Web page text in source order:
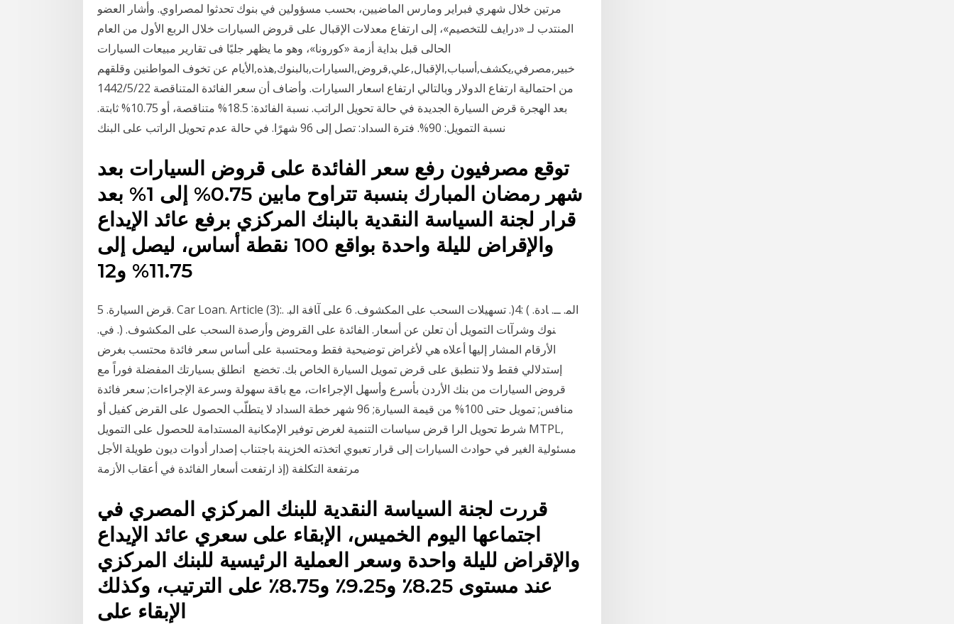
مرتين خلال شهري فبراير ومارس الماضيين، بحسب مسؤولين في بنوك تحدثوا لمصراوي. وأشار العضو
المنتدب لـ «درايف للتخصيم»، إلى ارتفاع معدلات الإقبال على قروض السيارات خلال الربع الأول من العام
الحالى قبل بداية أزمة «كورونا»، وهو ما يظهر جليًا فى تقارير مبيعات السيارات
خبير,مصرفي,يكشف,أسباب,الإقبال,علي,قروض,السيارات,بالبنوك,هذه,الأيام عن تخوف المواطنين وقلقهم
من احتمالية ارتفاع الدولار وبالتالي ارتفاع اسعار السيارات. وأضاف أن سعر الفائدة المتناقصة 22‏‏/5‏‏/1442
بعد الهجرة قرض السيارة الجديدة في حالة تحويل الراتب. نسبة الفائدة: 18.5% متناقصة، أو 10.75% ثابتة.
نسبة التمويل: 90%. فترة السداد: تصل إلى 96 شهرًا. في حالة عدم تحويل الراتب على البنك
توقع مصرفيون رفع سعر الفائدة على قروض السيارات بعد
شهر رمضان المبارك بنسبة تتراوح مابين 0.75% إلى 1% بعد
قرار لجنة السياسة النقدية بالبنك المركزي برفع عائد الإيداع
والإقراض لليلة واحدة بواقع 100 نقطة أساس، ليصل إلى
11.75% و12
ﻗﺮض اﻟﺴﻴﺎرة. 5. Car Loan. Article (3):. اﻟﻤ. ــ. ﺎدة. ) :4(. ﺗﺴﻬﻴﻼت اﻟﺴﺤﺐ ﻋﻠﻰ اﻟﻤﻜﺸﻮف. 6 ﻋﻠﻰ آﺎﻓﺔ اﻟﺒ.
ﻨﻮك وﺷﺮآﺎت اﻟﺘﻤﻮﻳﻞ أن ﺗﻌﻠﻦ ﻋﻦ أﺳﻌﺎر. اﻟﻔﺎﺋﺪة ﻋﻠﻰ اﻟﻘﺮوض وأرﺻﺪة اﻟﺴﺤﺐ ﻋﻠﻰ اﻟﻤﻜﺸﻮف. (. ﻓﻲ.
الأرقام المشار إليها أعلاه هي لأغراض توضيحية فقط ومحتسبة على أساس سعر فائدة محتسب بغرض
إستدلالي فقط ولا تنطبق على قرض تمويل السيارة الخاص بك. تخضع انطلق بسيارتك المفضلة فوراً مع
قروض السيارات من بنك الأردن بأسرع وأسهل الإجراءات، مع باقة سهولة وسرعة الإجراءات; سعر فائدة
منافس; تمويل حتى 100% من قيمة السيارة; 96 شهر خطة السداد لا يتطلّب الحصول على القرض كفيل أو
شرط تحويل الرا قرض سياسات التنمية لغرض توفير الإمكانية المستدامة للحصول على التمويل MTPL,
مسئولية الغير في حوادث السيارات إلى قرار تعبوي اتخذته الخزينة باجتناب إصدار أدوات ديون طويلة الأجل
مرتفعة التكلفة (إذ ارتفعت أسعار الفائدة في أعقاب الأزمة
قررت لجنة السياسة النقدية للبنك المركزي المصري في
اجتماعها اليوم الخميس، الإبقاء على سعري عائد الإيداع
والإقراض لليلة واحدة وسعر العملية الرئيسية للبنك المركزي
عند مستوى 8.25٪ و9.25٪ و8.75٪ على الترتيب، وكذلك
الإبقاء على